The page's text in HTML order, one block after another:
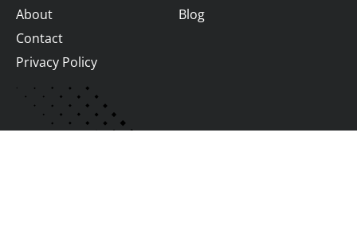
About
Contact
Privacy Policy
Blog